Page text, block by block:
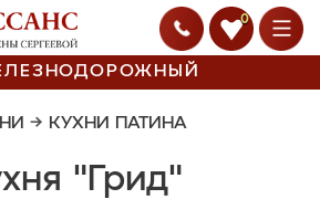
0
→ КУХНИ ПАТИНА
"Грид"